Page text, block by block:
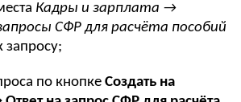
Кадры и зарплата →
СФР для расчёта пособий
запросу;
по кнопкеСоздать на